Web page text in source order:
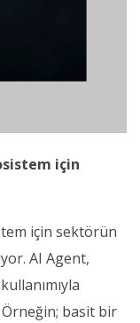
için
için sektörün
AI Agent,
Örneğin; basit bir